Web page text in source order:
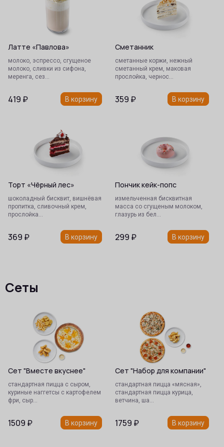
Латте «Павлова»
молоко, эспрессо, сгущеное
молоко, сливки из сифона,
меренга, сез…
419 ₽ В корзину
Сметанник
сметанные коржи, нежный
сметанный крем, маковая
прослойка, чернос…
359 ₽ В корзину
Торт «Чёрный лес»
шоколадный бисквит, вишнёвая
пропитка, сливочный крем,
прослойка…
369 ₽ В корзину
Пончик кейк-попс
измельченная бисквитная
масса со сгущеным молоком,
глазурь из бел…
299 ₽ В корзину
Сеты
Сет "Вместе вкуснее"
стандартная пицца с сыром,
куриные наггетсы с картофелем
фри, сыр…
1509 ₽ В корзину
Сет "Набор для компании"
стандартная пицца «мясная»,
стандартная пицца курица,
ветчина, ша…
1759 ₽ В корзину